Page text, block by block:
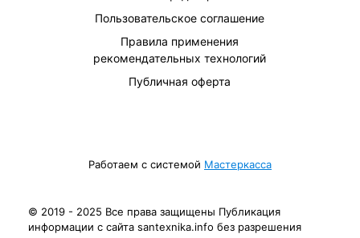
Пользовательское соглашение
Правила применения
рекомендательных технологий
Публичная оферта
Работаем с системой Мастеркасса
© 2019 - 2025 Все права защищены Публикация
информации с сайта santexnika.info без разрешения